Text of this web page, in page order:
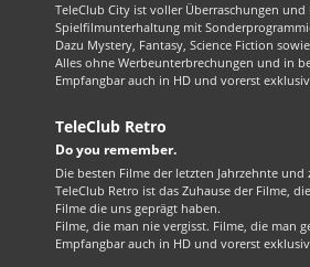
TeleClub City ist voller Überraschungen
Spielfilmunterhaltung mit
Dazu Mystery, Fantasy, Science Fiction
Alles ohne Werbeunterbrechungen und in
Empfangbar auch in HD und vorerst
TeleClub Retro
Do you remember.
Die besten Filme der letzten Jahrzehnte
TeleClub Retro ist das Zuhause der Filme,
Filme die uns geprägt haben.
Filme, die man nie vergisst. Filme, die man
Empfangbar auch in HD und vorerst